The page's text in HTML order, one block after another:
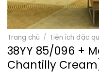
Trang chủ / Tiện ích đặc
38YY 85/096 +
Chantilly